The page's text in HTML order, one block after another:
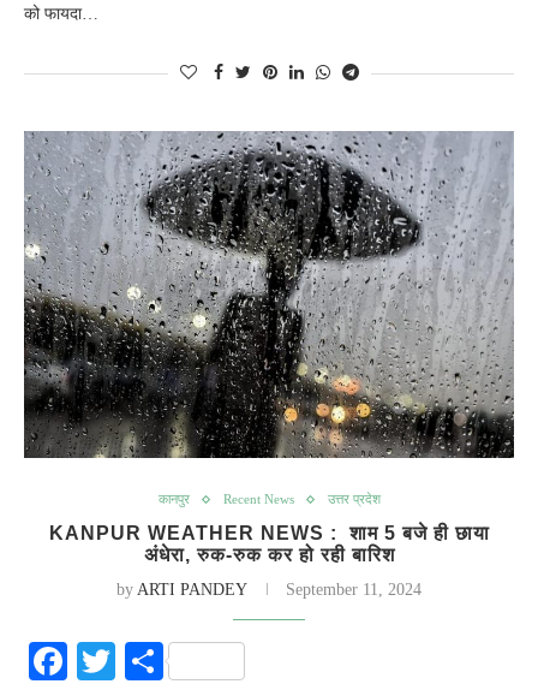
को फायदा…
कानपुर Recent News उत्तर प्रदेश
KANPUR WEATHER NEWS : शाम 5 बजे ही छाया
अंधेरा, रुक-रुक कर हो रही बारिश
by ARTI PANDEY September 11, 2024
Facebook
Twitter
Share